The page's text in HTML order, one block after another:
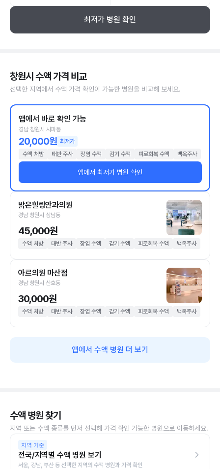
최저가 병원 확인
창원시 수액 가격 비교
선택한 지역에서 수액 가격 확인이 가능한 병원을 비교해 보세요.
앱에서 바로 확인 가능
경남 창원시 사파동
20,000원 최저가
수액 처방
태반 주사 장염 수액 감기 수액 피로회복 수액 백옥주사
앱에서 최저가 병원 확인
밝은힐링안과의원
경남 창원시 상남동
45,000원
수액 처방 태반 주사 장염 수액 감기 수액 피로회복 수액 백옥주사
아르의원 마산점
경남 창원시 산호동
30,000원
수액 처방 태반 주사 장염 수액 감기 수액 피로회복 수액 백옥주사
앱에서 수액 병원 더 보기
수액 병원 찾기
지역 또는 수액 종류를 먼저 선택해 가격 확인 가능한 병원으로 이동하세요.
지역 기준
전국/지역별 수액 병원 보기
서울, 강남, 부산 등 선택한 지역의 수액 병원과 가격 확인